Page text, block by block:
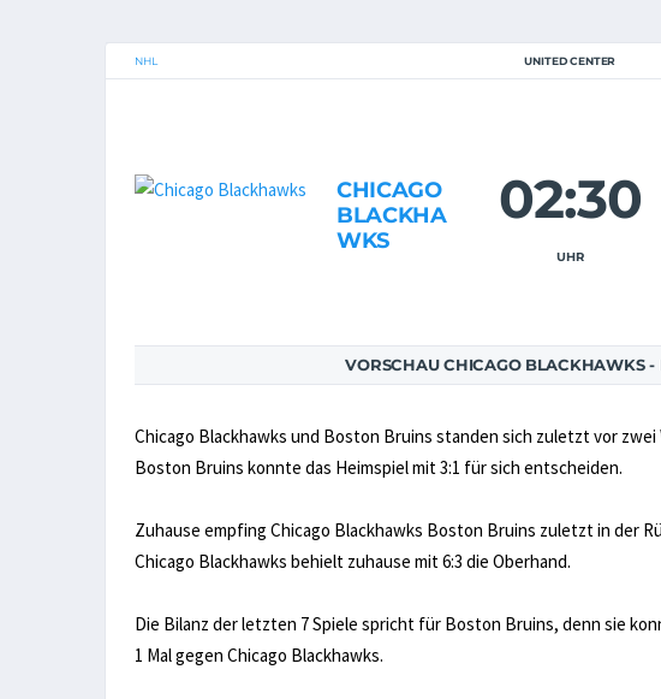
NHL UNITED CENTER
CHICAGO
BLACKHA
WKS
02:30
UHR
VORSCHAU CHICAGO BLACKHAWKS -
Chicago Blackhawks und Boston Bruins standen sich zuletzt vor zwei
Boston Bruins konnte das Heimspiel mit 3:1 für sich entscheiden.
Zuhause empfing Chicago Blackhawks Boston Bruins zuletzt in der
Chicago Blackhawks behielt zuhause mit 6:3 die Oberhand.
Die Bilanz der letzten 7 Spiele spricht für Boston Bruins, denn sie
1 Mal gegen Chicago Blackhawks.